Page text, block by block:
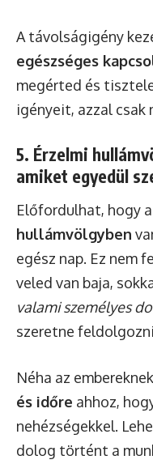
A távolságigény
egészséges
megérted és
igényeit, azzal
5. Érzelmi
amiket egyedül
Előfordulhat, hogy
hullámvölgyben
egész nap. Ez nem
veled van baja,
valami személyes
szeretne
Néha az
és időre ahhoz,
nehézségekkel.
dolog történt a